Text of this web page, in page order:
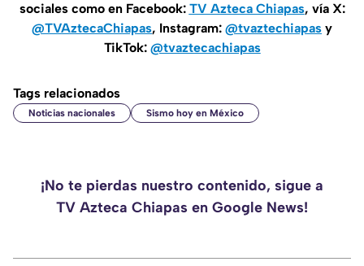
sociales como en Facebook: TV Azteca Chiapas, vía X:
@TVAztecaChiapas, Instagram: @tvaztechiapas y
TikTok: @tvaztecachiapas
Tags relacionados
Noticias nacionales Sismo hoy en México
¡No te pierdas nuestro contenido, sigue a
TV Azteca Chiapas en Google News!